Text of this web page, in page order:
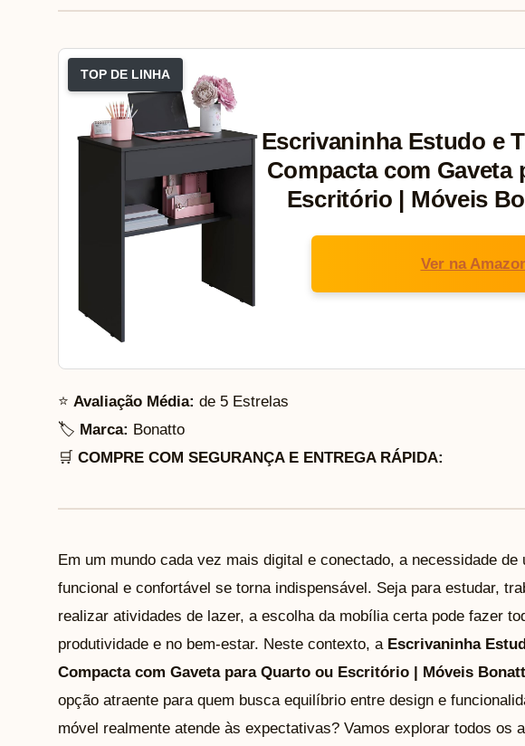
TOP DE LINHA
Escrivaninha Estudo e
Compacta com Gaveta
Escritório | Móveis
Ver na
⭐ Avaliação Média: de 5 Estrelas
🏷️ Marca: Bonatto
🛒 COMPRE COM SEGURANÇA E ENTREGA RÁPIDA:
Em um mundo cada vez mais digital e conectado, a necessidade de
funcional e confortável se torna indispensável. Seja para estudar,
realizar atividades de lazer, a escolha da mobília certa pode fazer
produtividade e no bem-estar. Neste contexto, a Escrivaninha
Compacta com Gaveta para Quarto ou Escritório | Móveis
opção atraente para quem busca equilíbrio entre design e
móvel realmente atende às expectativas? Vamos explorar todos os